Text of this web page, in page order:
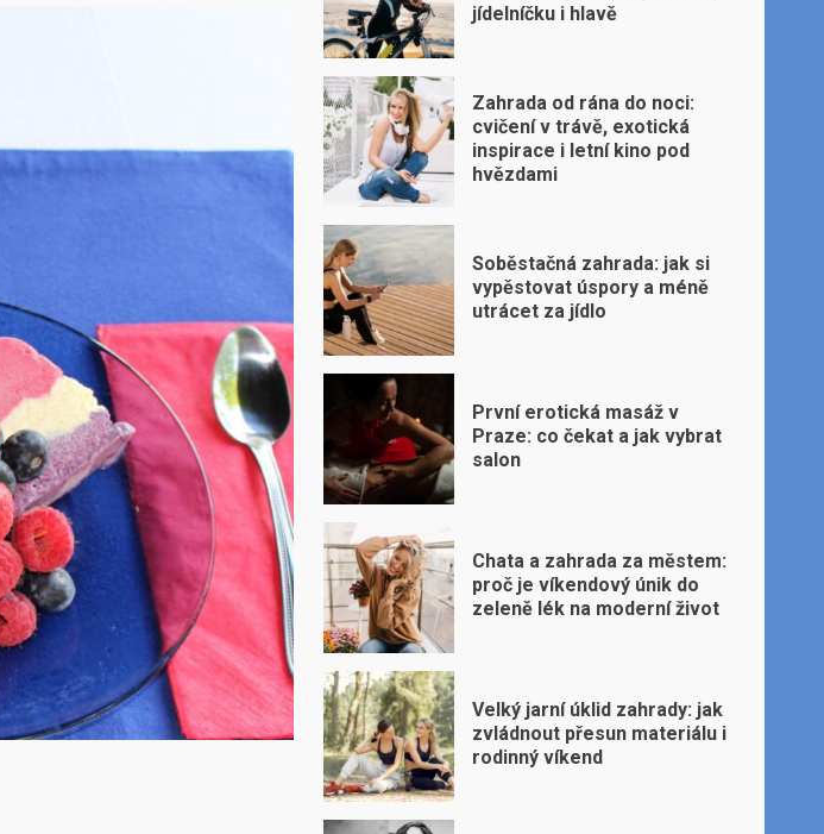
jídelníčku i hlavě
Zahrada od rána do noci:
cvičení v trávě, exotická
inspirace i letní kino pod
hvězdami
Soběstačná zahrada: jak si
vypěstovat úspory a méně
utrácet za jídlo
První erotická masáž v
Praze: co čekat a jak vybrat
salon
Chata a zahrada za městem:
proč je víkendový únik do
zeleně lék na moderní život
Velký jarní úklid zahrady: jak
zvládnout přesun materiálu i
rodinný víkend